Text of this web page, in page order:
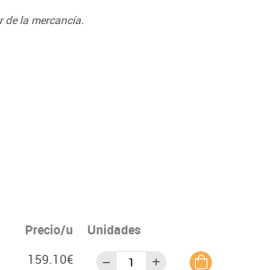
de la mercancía.
Precio/u
Unidades
159.10€